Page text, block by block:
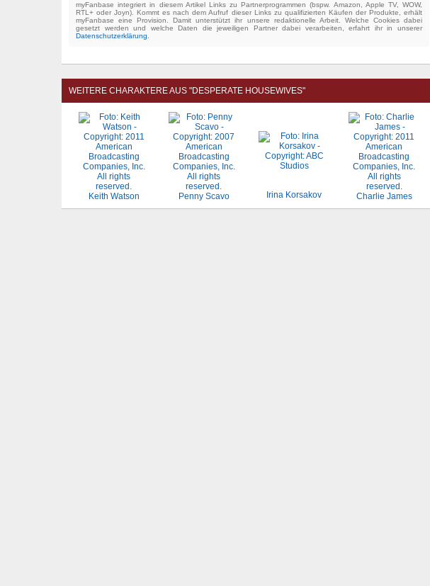
myFanbase integriert in diesem Artikel Links zu Partnerprogrammen (bspw. Amazon, Apple TV, WOW,
RTL+ oder Joyn). Kommt es nach dem Aufruf dieser Links zu qualifizierten Käufen der Produkte, erhält
myFanbase eine Provision. Damit unterstützt ihr unsere redaktionelle Arbeit. Welche Cookies dabei
gesetzt werden und welche Daten die jeweiligen Partner dabei verarbeiten, erfahrt ihr in unserer
Datenschutzerklärung.
WEITERE CHARAKTERE AUS "DESPERATE HOUSEWIVES"
Keith Watson Penny Scavo Irina Korsakov Charlie James